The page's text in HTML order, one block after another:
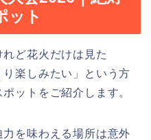
ット
れど花火だけは見た
楽しみたい」という方
ットをご紹介します。
を味わえる場所は意外